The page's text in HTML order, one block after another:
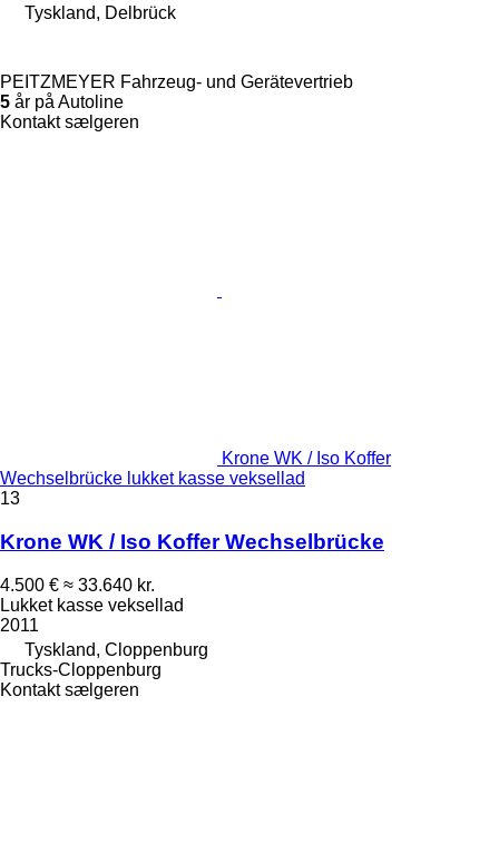
Tyskland, Delbrück
PEITZMEYER Fahrzeug- und Gerätevertrieb
5 år på Autoline
Kontakt sælgeren
Krone WK / Iso Koffer
Wechselbrücke lukket kasse veksellad
13
Krone WK / Iso Koffer Wechselbrücke
4.500 € ≈ 33.640 kr.
Lukket kasse veksellad
2011
Tyskland, Cloppenburg
Trucks-Cloppenburg
Kontakt sælgeren